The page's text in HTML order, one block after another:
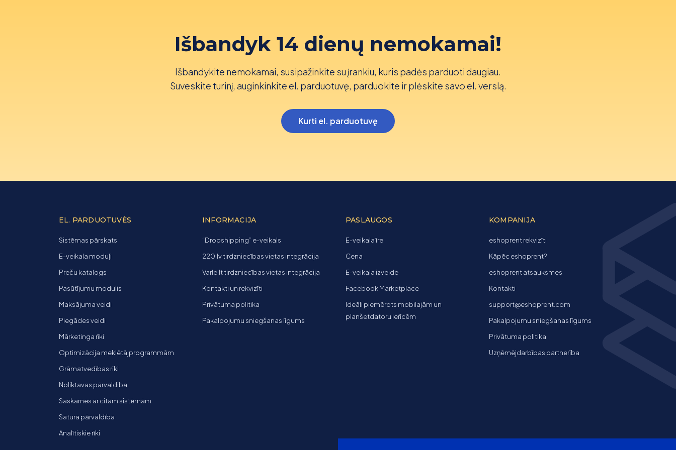
Išbandyk 14 dienų nemokamai!
Išbandykite nemokamai, susipažinkite su įrankiu, kuris padės parduoti daugiau.
Suveskite turinį, auginkinkite el. parduotuvę, parduokite ir plėskite savo el. verslą.
Kurti el. parduotuvę
EL. PARDUOTUVĖS
Sistēmas pārskats
E-veikala moduļi
Preču katalogs
Pasūtījumu modulis
Maksājuma veidi
Piegādes veidi
Mārketinga rīki
Optimizācija meklētājprogrammām
Grāmatvedības rīki
Noliktavas pārvaldība
Saskarnes ar citām sistēmām
Satura pārvaldība
Analītiskie rīki
INFORMACIJA
“Dropshipping” e-veikals
220.lv tirdzniecības vietas integrācija
Varle.lt tirdzniecības vietas integrācija
Kontakti un rekvizīti
Privātuma politika
Pakalpojumu sniegšanas līgums
PASLAUGOS
E-veikala īre
Cena
E-veikala izveide
Facebook Marketplace
Ideāli piemērots mobilajām un
planšetdatoru ierīcēm
KOMPANIJA
eshoprent rekvizīti
Kāpēc eshoprent?
eshoprent atsauksmes
Kontakti
support@eshoprent.com
Pakalpojumu sniegšanas līgums
Privātuma politika
Uzņēmējdarbības partnerība